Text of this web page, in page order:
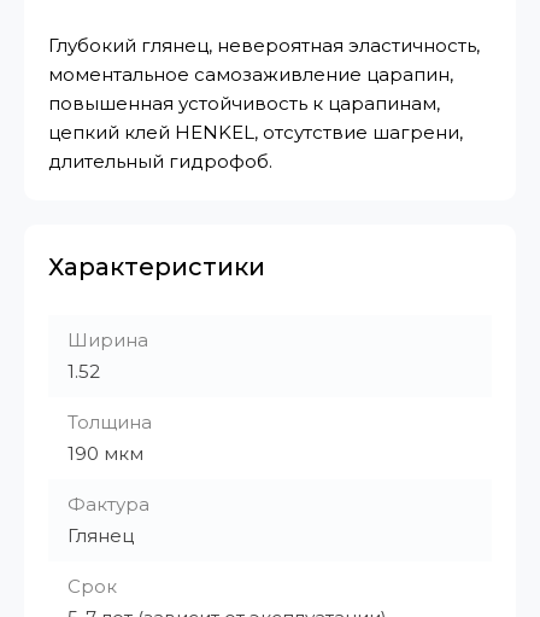
Глубокий глянец, невероятная эластичность,
моментальное самозаживление царапин,
повышенная устойчивость к царапинам,
цепкий клей HENKEL, отсутствие шагрени,
длительный гидрофоб.
Характеристики
Ширина
1.52
Толщина
190 мкм
Фактура
Глянец
Срок